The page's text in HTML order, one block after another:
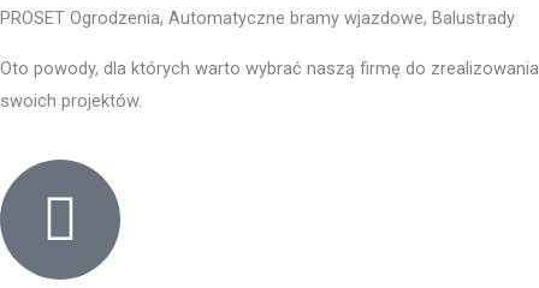
PROSET Ogrodzenia, Automatyczne bramy wjazdowe, Balustrady
Oto powody, dla których warto wybrać naszą firmę do zrealizowania
swoich projektów.